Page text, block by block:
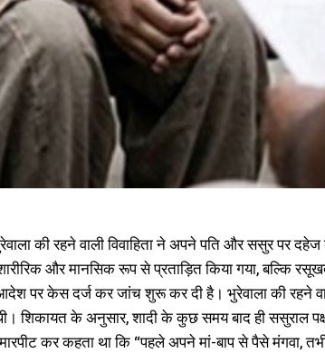
की रहने वाली विवाहिता ने अपने पति और ससुर पर
और मानसिक रूप से प्रताड़ित किया गया, बल्कि
पर केस दर्ज कर जांच शुरू कर दी है। भुरेवाला की रहने
शिकायत के अनुसार, शादी के कुछ समय बाद ही ससुराल
कर कहता था कि “पहले अपने मां-बाप से पैसे मंगवा,